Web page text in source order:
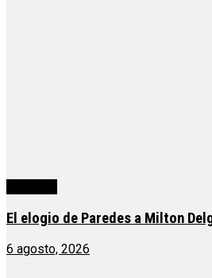
El elogio de Paredes a Milton
6 agosto, 2026